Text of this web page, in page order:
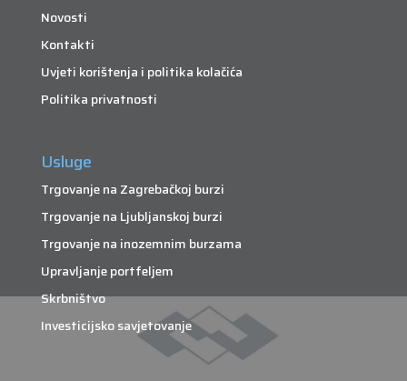
Novosti
Kontakti
Uvjeti korištenja i politika kolačića
Politika privatnosti
Usluge
Trgovanje na Zagrebačkoj burzi
Trgovanje na Ljubljanskoj burzi
Trgovanje na inozemnim burzama
Upravljanje portfeljem
Skrbništvo
Investicijsko savjetovanje